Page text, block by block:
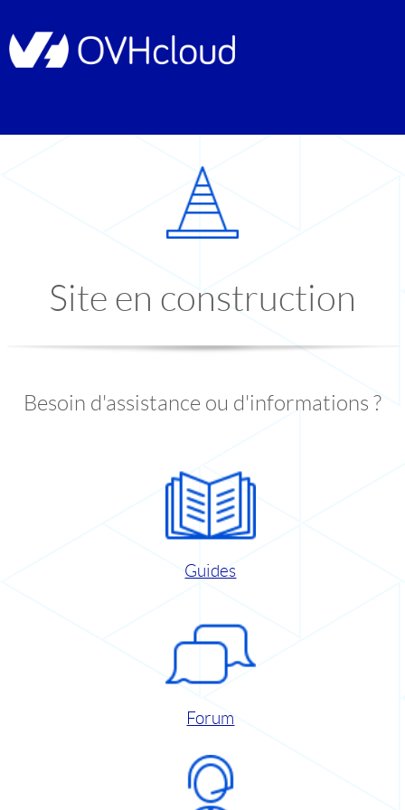
Site en construction
Besoin d'assistance ou d'informations ?
Guides
Forum